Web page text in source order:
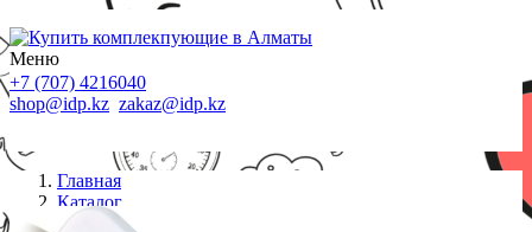
Меню
+7 (707) 4216040
shop@idp.kz zakaz@idp.kz
Главная
Каталог
Сетевые фильтры